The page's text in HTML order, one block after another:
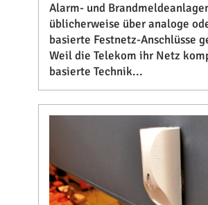
Alarm- und
üblicherweise über analoge
basierte Festnetz-Anschlüsse
Weil die Telekom ihr Netz
basierte Technik...